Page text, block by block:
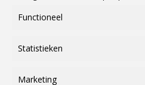
Functioneel
Statistieken
Marketing